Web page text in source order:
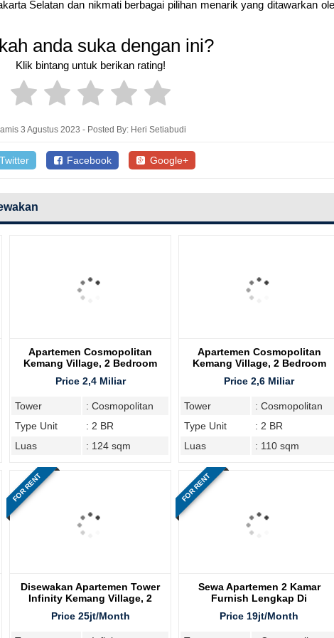
Selatan dan nikmati berbagai pilihan menarik yang ditawarkan
anda suka dengan ini?
Klik bintang untuk berikan rating!
3 Agustus 2023 - Posted By: Heri Setiabudi
Twitter Facebook Google+
Apartemen Cosmopolitan
Kemang Village, 2 Bedroom
Price 2,4 Miliar
Tower
: Cosmopolitan
Type Unit
: 2 BR
Luas
: 124 sqm
Apartemen Cosmopolitan
Kemang Village, 2 Bedroom
Price 2,6 Miliar
Tower
: Cosmopolitan
Type Unit
: 2 BR
Luas
: 110 sqm
FOR RENT
Disewakan Apartemen Tower
Infinity Kemang Village, 2
Price 25jt/Month
FOR RENT
Sewa Apartemen 2 Kamar
Furnish Lengkap Di
Price 19jt/Month